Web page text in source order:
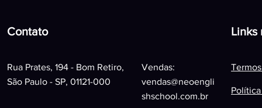
Contato
Rua Prates, 194 - Bom Retiro,
São Paulo - SP, 01121-000
Vendas:
vendas@neoengli
shschool.com.br
Links